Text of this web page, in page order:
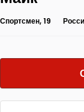
Спортсмен, 19